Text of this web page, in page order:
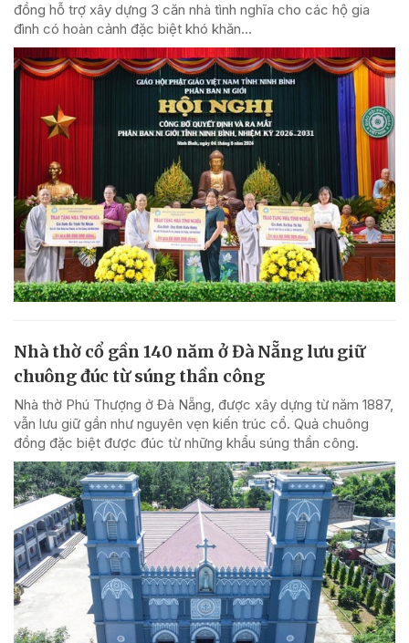
đồng hỗ trợ xây dựng 3 căn nhà tình nghĩa cho các hộ gia
đình có hoàn cảnh đặc biệt khó khăn...
Nhà thờ cổ gần 140 năm ở Đà Nẵng lưu giữ
chuông đúc từ súng thần công
Nhà thờ Phú Thượng ở Đà Nẵng, được xây dựng từ năm 1887,
vẫn lưu giữ gần như nguyên vẹn kiến trúc cổ. Quả chuông
đồng đặc biệt được đúc từ những khẩu súng thần công.